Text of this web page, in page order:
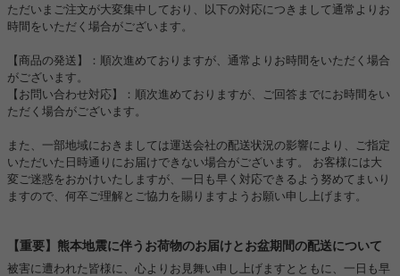
ただいまご注文が大変集中しており、以下の対応につきまして通常よりお
時間をいただく場合がございます。
【商品の発送】：順次進めておりますが、通常よりお時間をいただく場合
がございます。
【お問い合わせ対応】：順次進めておりますが、ご回答までにお時間をい
ただく場合がございます。
また、一部地域におきましては運送会社の配送状況の影響により、ご指定
いただいた日時通りにお届けできない場合がございます。 お客様には大
変ご迷惑をおかけいたしますが、一日も早く対応できるよう努めてまいり
ますので、何卒ご理解とご協力を賜りますようお願い申し上げます。
【重要】熊本地震に伴うお荷物のお届けとお盆期間の配送について
被害に遭われた皆様に、心よりお見舞い申し上げますとともに、一日も早